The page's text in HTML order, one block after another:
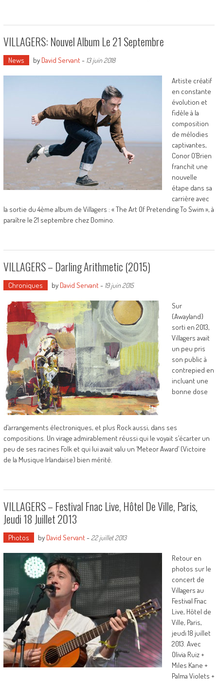
VILLAGERS: Nouvel Album Le 21 Septembre
News by David Servant- 13 juin 2018
Artiste créatif
en constante
évolution et
fidèle à la
composition
de mélodies
captivantes,
Conor O’Brien
franchit une
nouvelle
étape dans sa
carrière avec
la sortie du 4ème album de Villagers : « The Art Of Pretending To Swim », à
paraître le 21 septembre chez Domino.
VILLAGERS – Darling Arithmetic (2015)
Chroniques by David Servant- 19 juin 2015
Sur
{Awayland}
sorti en 2013,
Villagers avait
un peu pris
son public à
contrepied en
incluant une
bonne dose
d’arrangements électroniques, et plus Rock aussi, dans ses
compositions. Un virage admirablement réussi qui le voyait s’écarter un
peu de ses racines Folk et qui lui avait valu un ‘Meteor Award’ (Victoire
de la Musique Irlandaise) bien mérité.
VILLAGERS – Festival Fnac Live, Hôtel De Ville, Paris,
Jeudi 18 Juillet 2013
Photos by David Servant- 22 juillet 2013
Retour en
photos sur le
concert de
Villagers au
Festival Fnac
Live, Hôtel de
Ville, Paris,
jeudi 18 juillet
2013. Avec
Olivia Ruiz +
Miles Kane +
Palma Violets +